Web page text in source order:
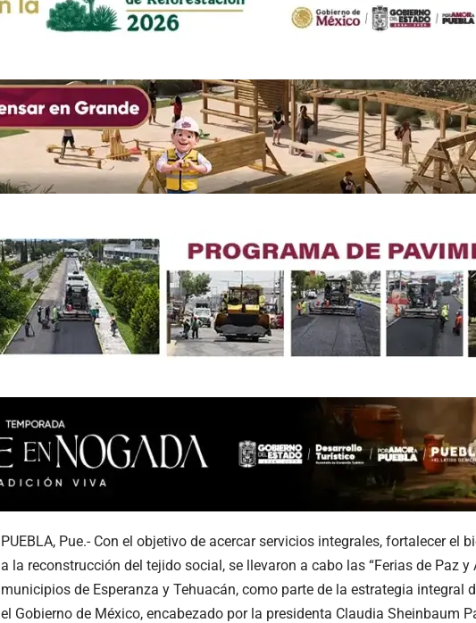
PUEBLA, Pue.- Con el objetivo de acercar servicios integrales, fortalecer el
a la reconstrucción del tejido social, se llevaron a cabo las “Ferias de Paz y
municipios de Esperanza y Tehuacán, como parte de la estrategia integral
el Gobierno de México, encabezado por la presidenta Claudia Sheinbaum